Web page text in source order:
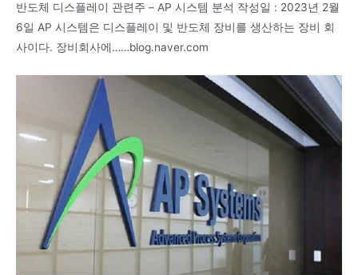
반도체 디스플레이 관련주 – AP 시스템 분석 작성일 : 2023년 2월
6일 AP 시스템은 디스플레이 및 반도체 장비를 생산하는 장비 회
사이다. 장비회사에……blog.naver.com